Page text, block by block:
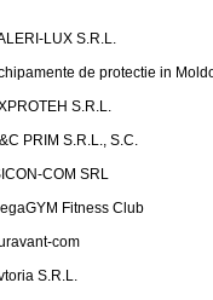
LUX S.R.L.
de protectie in
S.R.L.
PRIM S.R.L., S.C.
COM SRL
Fitness Club
com
S.R.L.